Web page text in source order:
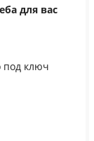
для вас
под ключ